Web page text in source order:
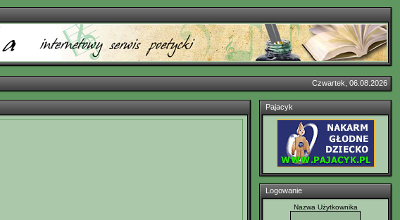
Czwartek, 06.08.2026
Pajacyk
Logowanie
Nazwa Użytkownika